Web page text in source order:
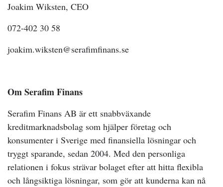
Joakim Wiksten, CEO
072-402 30 58
joakim.wiksten@serafimfinans.se
Om Serafim Finans
Serafim Finans AB är ett snabbväxande
kreditmarknadsbolag som hjälper företag och
konsumenter i Sverige med finansiella lösningar och
tryggt sparande, sedan 2004. Med den personliga
relationen i fokus strävar bolaget efter att hitta flexibla
och långsiktiga lösningar, som gör att kunderna kan nå